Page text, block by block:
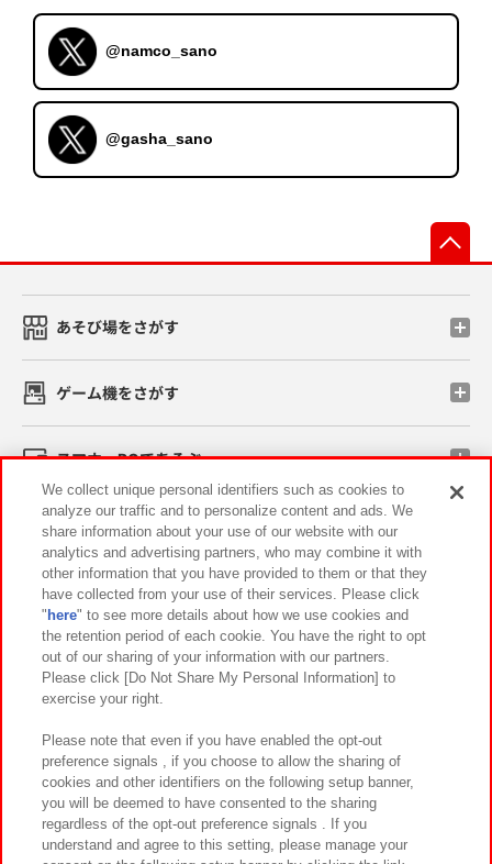
@namco_sano
@gasha_sano
あそび場をさがす
ゲーム機をさがす
スマホ・PCであそぶ
イベント・キャンペーン
関連会社 サステナビリティ サイトポリシー
プライバシーポリシー ウェブアクセシビリティ方針と検証結果
お取引先さまとともに
カスタマーハラスメント対応方針 よくあるご質問・お問い合わせ
We collect unique personal identifiers such as cookies to
analyze our traffic and to personalize content and ads. We
share information about your use of our website with our
analytics and advertising partners, who may combine it with
other information that you have provided to them or that they
have collected from your use of their services. Please click
" here" to see more details about how we use cookies and
the retention period of each cookie. You have the right to opt
out of our sharing of your information with our partners.
Please click [Do Not Share My Personal Information] to
exercise your right.
Please note that even if you have enabled the opt-out
preference signals , if you choose to allow the sharing of
cookies and other identifiers on the following setup banner,
you will be deemed to have consented to the sharing
regardless of the opt-out preference signals . If you
understand and agree to this setting, please manage your